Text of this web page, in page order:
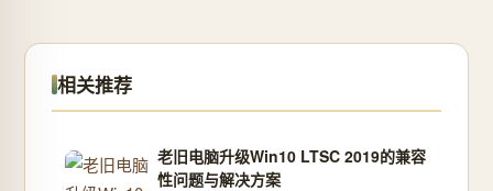
相关推荐
老旧电脑升级Win10 LTSC 2019的兼容
性问题与解决方案